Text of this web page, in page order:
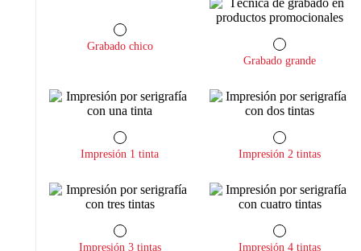
Grabado chico
Grabado grande
Impresión 1 tinta Impresión 2 tintas
Impresión 3 tintas Impresión 4 tintas